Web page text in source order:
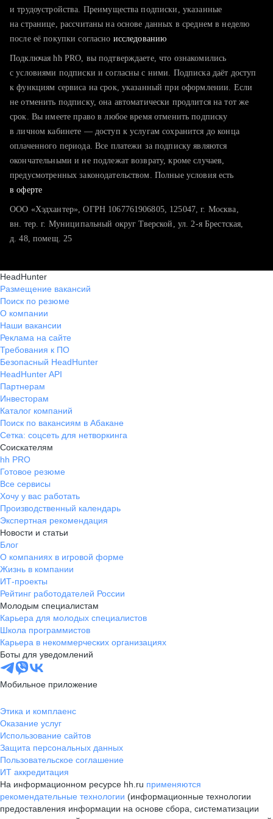
тратите много времени на поиск и вручную поднимаете
хотите сравнить себя с конкурентами и оценить шансы
и трудоустройства. Преимущества подписки, указанные
на странице, рассчитаны на основе данных в среднем в неделю
после её покупки согласно исследованию
Подключая hh PRO, вы подтверждаете, что ознакомились
с условиями подписки и согласны с ними. Подписка даёт доступ
к функциям сервиса на срок, указанный при оформлении. Если
не отменить подписку, она автоматически продлится на тот же
срок. Вы имеете право в любое время отменить подписку
в личном кабинете — доступ к услугам сохранится до конца
оплаченного периода. Все платежи за подписку являются
окончательными и не подлежат возврату, кроме случаев,
предусмотренных законодательством. Полные условия есть
в оферте
ООО «Хэдхантер», ОГРН 1067761906805, 125047, г. Москва,
вн. тер. г. Муниципальный округ Тверской, ул. 2-я Брестская,
д. 48, помещ. 25
HeadHunter
Размещение вакансий
Поиск по резюме
О компании
Наши вакансии
Реклама на сайте
Требования к ПО
Безопасный HeadHunter
HeadHunter API
Партнерам
Инвесторам
Каталог компаний
Поиск по вакансиям в Абакане
Сетка: соцсеть для нетворкинга
Соискателям
hh PRO
Готовое резюме
Все сервисы
Хочу у вас работать
Производственный календарь
Экспертная рекомендация
Новости и статьи
Блог
О компаниях в игровой форме
Жизнь в компании
ИТ-проекты
Рейтинг работодателей России
Молодым специалистам
Карьера для молодых специалистов
Школа программистов
Карьера в некоммерческих организациях
Боты для уведомлений
Мобильное приложение
Этика и комплаенс
Оказание услуг
Использование сайтов
Защита персональных данных
Пользовательское соглашение
ИТ аккредитация
На информационном ресурсе hh.ru применяются
рекомендательные технологии (информационные технологии
предоставления информации на основе сбора, систематизации